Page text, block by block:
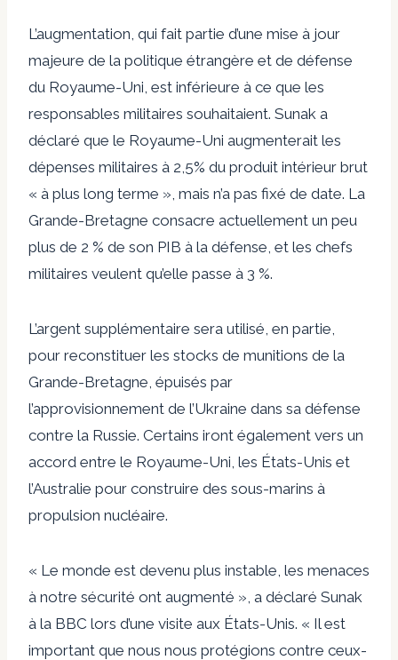
L’augmentation, qui fait partie d’une mise à jour
majeure de la politique étrangère et de défense
du Royaume-Uni, est inférieure à ce que les
responsables militaires souhaitaient. Sunak a
déclaré que le Royaume-Uni augmenterait les
dépenses militaires à 2,5% du produit intérieur brut
« à plus long terme », mais n’a pas fixé de date. La
Grande-Bretagne consacre actuellement un peu
plus de 2 % de son PIB à la défense, et les chefs
militaires veulent qu’elle passe à 3 %.
L’argent supplémentaire sera utilisé, en partie,
pour reconstituer les stocks de munitions de la
Grande-Bretagne, épuisés par
l’approvisionnement de l’Ukraine dans sa défense
contre la Russie. Certains iront également vers un
accord entre le Royaume-Uni, les États-Unis et
l’Australie pour construire des sous-marins à
propulsion nucléaire.
« Le monde est devenu plus instable, les menaces
à notre sécurité ont augmenté », a déclaré Sunak
à la BBC lors d’une visite aux États-Unis. « Il est
important que nous nous protégions contre ceux-